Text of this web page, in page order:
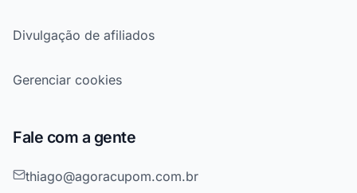
Divulgação de afiliados
Gerenciar cookies
Fale com a gente
thiago@agoracupom.com.br